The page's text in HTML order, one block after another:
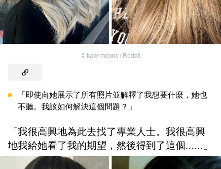
© katermoons / Reddit
「即使向她展示了所有照片並解釋了我想要什麼，她也
不聽。我該如何解決這個問題？」
「我很高興地為此去找了專業人士。我很高興
地我給她看了我的期望，然後得到了這個......」